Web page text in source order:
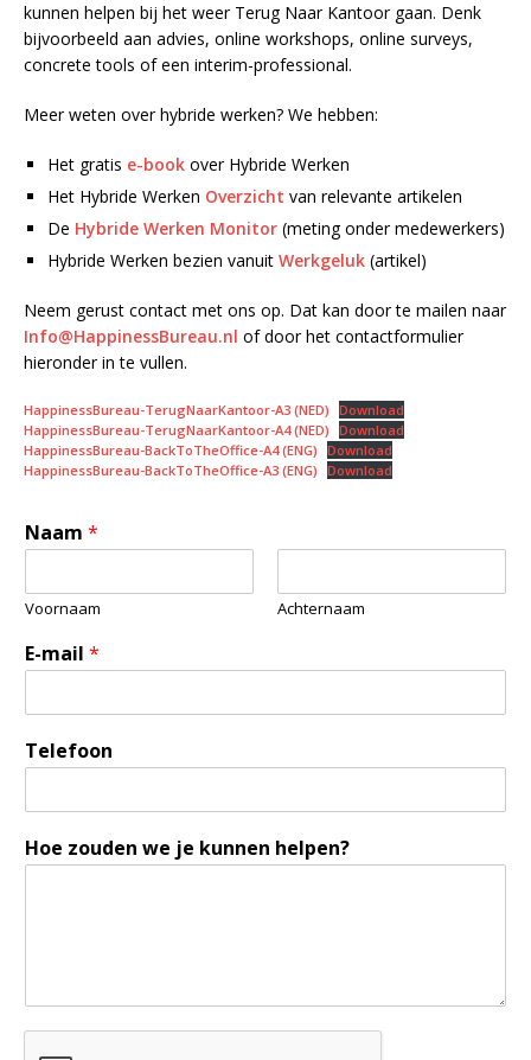
kunnen helpen bij het weer Terug Naar Kantoor gaan. Denk
bijvoorbeeld aan advies, online workshops, online surveys,
concrete tools of een interim-professional.
Meer weten over hybride werken? We hebben:
Het gratis e-book over Hybride Werken
Het Hybride Werken Overzicht van relevante artikelen
De Hybride Werken Monitor (meting onder medewerkers)
Hybride Werken bezien vanuit Werkgeluk (artikel)
Neem gerust contact met ons op. Dat kan door te mailen naar
Info@HappinessBureau.nl of door het contactformulier
hieronder in te vullen.
HappinessBureau-TerugNaarKantoor-A3 (NED)
Download
HappinessBureau-TerugNaarKantoor-A4 (NED)
Download
HappinessBureau-BackToTheOffice-A4 (ENG)
Download
HappinessBureau-BackToTheOffice-A3 (ENG)
Download
Naam *
Voornaam Achternaam
E-mail *
Telefoon
Hoe zouden we je kunnen helpen?